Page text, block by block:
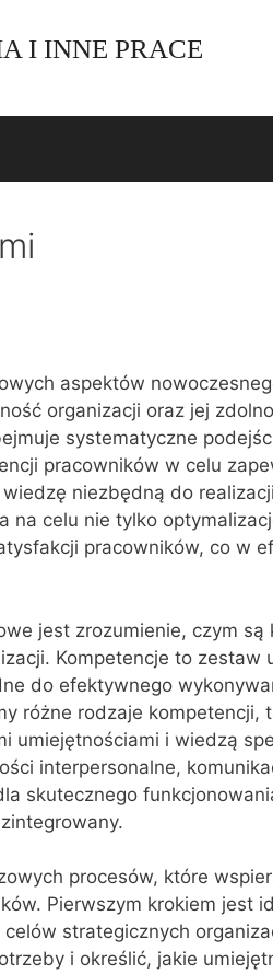
I INNE PRACE
aspektów
organizacji oraz jej
systematyczne
pracowników w celu
niezbędną do
na celu nie tylko
pracowników, co w
jest zrozumienie, czym są
Kompetencje to zestaw
do efektywnego
różne rodzaje kompetencji,
umiejętnościami i wiedzą
interpersonalne,
skutecznego
procesów, które
Pierwszym krokiem jest
strategicznych
i określić, jakie